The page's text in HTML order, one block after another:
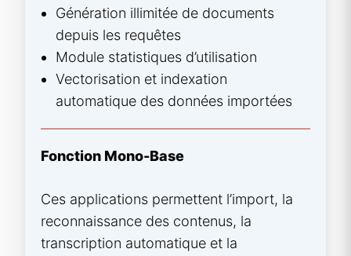
Génération illimitée de documents
depuis les requêtes
Module statistiques d’utilisation
Vectorisation et indexation
automatique des données importées
Fonction Mono-Base
Ces applications permettent l’import, la
reconnaissance des contenus, la
transcription automatique et la